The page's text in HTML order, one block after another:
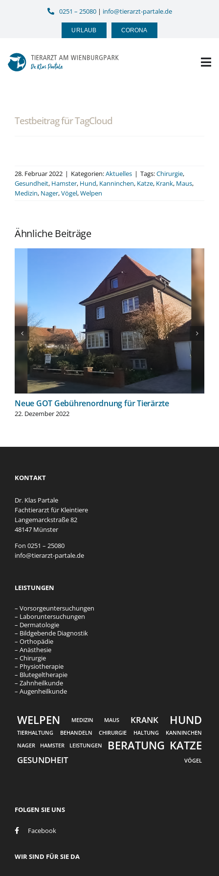
0251 – 25080| info@tierarzt-partale.de
URLAUB CORONA
KONTAKT
NEWSBLOG
Testbeitrag für TagCloud
28. Februar 2022 | Kategorien:Aktuelles | Tags:Chirurgie,
Gesundheit, Hamster, Hund, Kanninchen, Katze, Krank, Maus,
Medizin, Nager,Vögel,Welpen
Ähnliche Beiträge
Neue GOT Gebührenordnung für Tierärzte
22. Dezember 2022
KONTAKT
Dr. Klas Partale
Fachtierarzt für Kleintiere
Langemarckstraße 82
48147 Münster
Fon 0251 – 25080
info@tierarzt-partale.de
LEISTUNGEN
– Vorsorgeuntersuchungen
– Laboruntersuchungen
– Dermatologie
– Bildgebende Diagnostik
– Orthopädie
– Anästhesie
– Chirurgie
– Physiotherapie
– Blutegeltherapie
– Zahnheilkunde
– Augenheilkunde
WELPEN MEDIZIN MAUS KRANK HUND
TIERHALTUNG BEHANDELN CHIRURGIE HALTUNG
KANNINCHEN
NAGER
HAMSTER LEISTUNGEN BERATUNG KATZE
GESUNDHEIT VÖGEL
FOLGEN SIE UNS
Facebook
WIR SIND FÜR SIE DA